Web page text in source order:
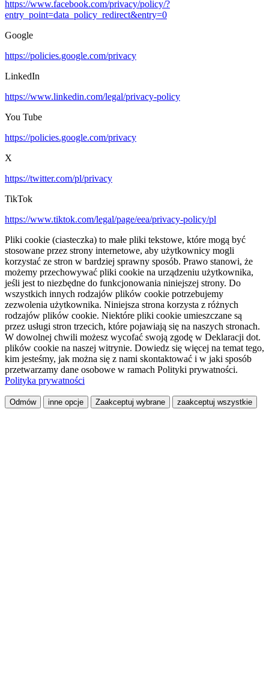
https://www.facebook.com/privacy/policy/?
entry_point=data_policy_redirect&entry=0
Google
https://policies.google.com/privacy
LinkedIn
https://www.linkedin.com/legal/privacy-policy
You Tube
https://policies.google.com/privacy
X
https://twitter.com/pl/privacy
TikTok
https://www.tiktok.com/legal/page/eea/privacy-policy/pl
Pliki cookie (ciasteczka) to małe pliki tekstowe, które mogą być
stosowane przez strony internetowe, aby użytkownicy mogli
korzystać ze stron w bardziej sprawny sposób. Prawo stanowi, że
możemy przechowywać pliki cookie na urządzeniu użytkownika,
jeśli jest to niezbędne do funkcjonowania niniejszej strony. Do
wszystkich innych rodzajów plików cookie potrzebujemy
zezwolenia użytkownika. Niniejsza strona korzysta z różnych
rodzajów plików cookie. Niektóre pliki cookie umieszczane są
przez usługi stron trzecich, które pojawiają się na naszych stronach.
W dowolnej chwili możesz wycofać swoją zgodę w Deklaracji dot.
plików cookie na naszej witrynie. Dowiedz się więcej na temat tego,
kim jesteśmy, jak można się z nami skontaktować i w jaki sposób
przetwarzamy dane osobowe w ramach Polityki prywatności.
Polityka prywatności
Odmów inne opcje Zaakceptuj wybrane zaakceptuj wszystkie